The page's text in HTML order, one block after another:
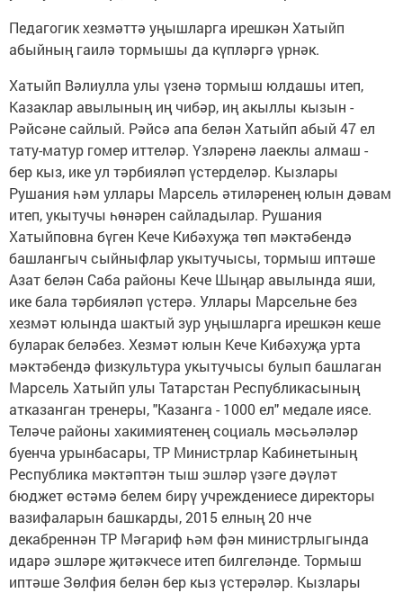
Педагогик хезмәттә уңышларга ирешкән Хатыйп
абыйның гаилә тормышы да күпләргә үрнәк.
Хатыйп Вәлиулла улы үзенә тормыш юлдашы итеп,
Казаклар авылының иң чибәр, иң акыллы кызын -
Рәйсәне сайлый. Рәйсә апа белән Хатыйп абый 47 ел
тату-матур гомер иттеләр. Үзләренә лаеклы алмаш -
бер кыз, ике ул тәрбияләп үстерделәр. Кызлары
Рушания һәм уллары Марсель әтиләренең юлын дәвам
итеп, укытучы һөнәрен сайладылар. Рушания
Хатыйповна бүген Кече Кибәхуҗа төп мәктәбендә
башлангыч сыйныфлар укытучысы, тормыш иптәше
Азат белән Саба районы Кече Шыңар авылында яши,
ике бала тәрбияләп үстерә. Уллары Марсельне без
хезмәт юлында шактый зур уңышларга ирешкән кеше
буларак беләбез. Хезмәт юлын Кече Кибәхуҗа урта
мәктәбендә физкультура укытучысы булып башлаган
Марсель Хатыйп улы Татарстан Республикасының
атказанган тренеры, "Казанга - 1000 ел" медале иясе.
Теләче районы хакимиятенең социаль мәсьәләләр
буенча урынбасары, ТР Министрлар Кабинетының
Республика мәктәптән тыш эшләр үзәге дәүләт
бюджет өстәмә белем бирү учреждениесе директоры
вазифаларын башкарды, 2015 елның 20 нче
декабреннән ТР Мәгариф һәм фән министрлыгында
идарә эшләре җитәкчесе итеп билгеләнде. Тормыш
иптәше Зөлфия белән бер кыз үстерәләр. Кызлары